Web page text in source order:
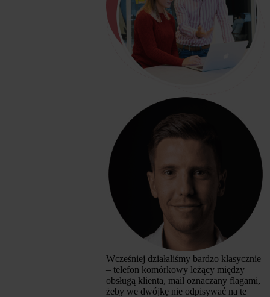
Wcześniej działaliśmy bardzo klasycznie
– telefon komórkowy leżący między
obsługą klienta, mail oznaczany flagami,
żeby we dwójkę nie odpisywać na te